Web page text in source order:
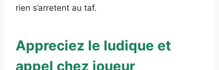
rien s’arretent au taf.
Appreciez le ludique et
appel chez joueur